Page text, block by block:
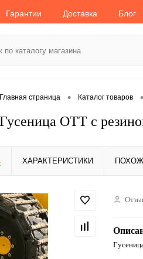
Гарантии Доставка Блог
Главная страница • Каталог товаров •
Гусеница ОТТ с
ХАРАКТЕРИСТИКИ